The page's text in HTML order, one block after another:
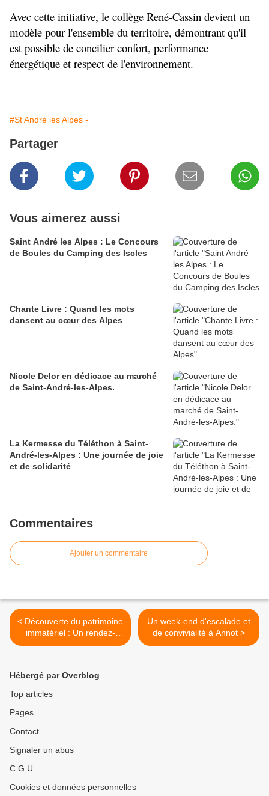
Avec cette initiative, le collège René-Cassin devient un
modèle pour l'ensemble du territoire, démontrant qu'il
est possible de concilier confort, performance
énergétique et respect de l'environnement.
#St André les Alpes -
Partager
Vous aimerez aussi
Saint André les Alpes : Le Concours
de Boules du Camping des Iscles
Chante Livre : Quand les mots
dansent au cœur des Alpes
Nicole Delor en dédicace au marché
de Saint-André-les-Alpes.
La Kermesse du Téléthon à Saint-
André-les-Alpes : Une journée de joie
et de solidarité
Commentaires
Ajouter un commentaire
< Découverte du patrimoine
immatériel : Un rendez-
vous Pays d’art et d’histoire
Un week-end d'escalade et
de convivialité à Annot >
Hébergé par Overblog
Top articles
Pages
Contact
Signaler un abus
C.G.U.
Cookies et données personnelles